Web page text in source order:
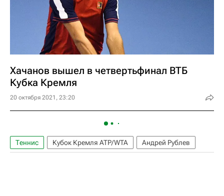
Хачанов вышел в четвертьфинал ВТБ
Кубка Кремля
20 октября 2021, 23:20
Теннис Кубок Кремля ATP/WTA Андрей Рублев